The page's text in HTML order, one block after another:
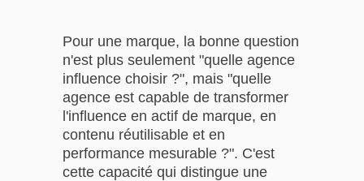
Pour une marque, la bonne question
n'est plus seulement "quelle agence
influence choisir ?", mais "quelle
agence est capable de transformer
l'influence en actif de marque, en
contenu réutilisable et en
performance mesurable ?". C'est
cette capacité qui distingue une